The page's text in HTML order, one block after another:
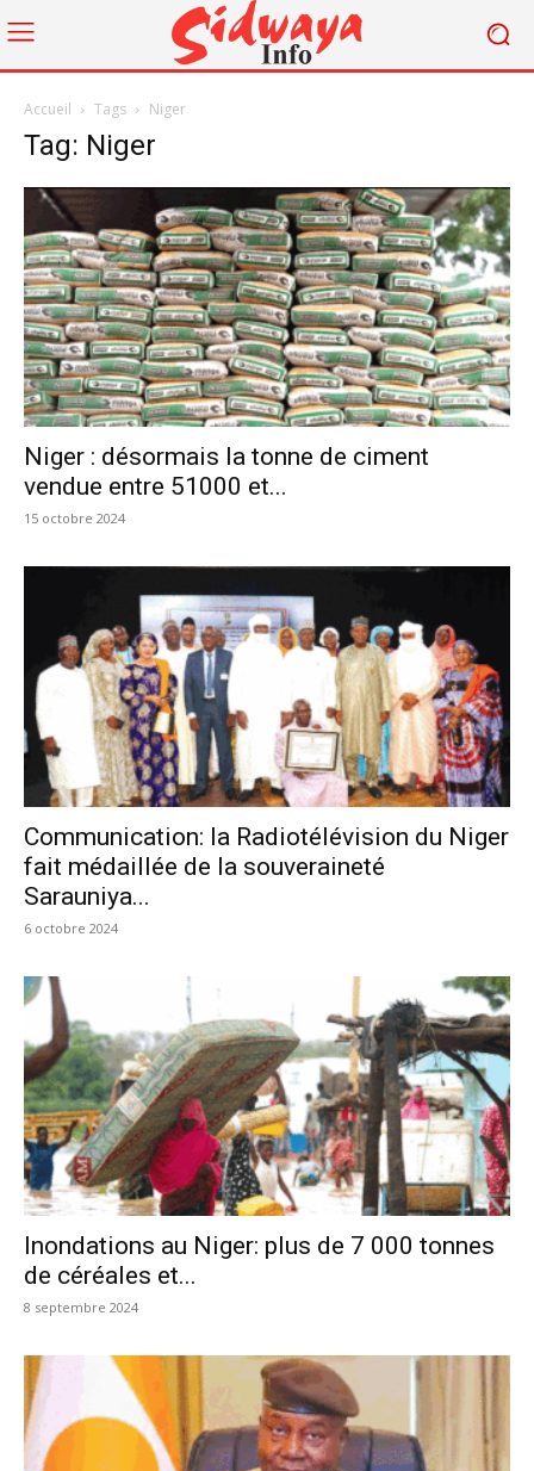
Accueil Tags Niger
Tag: Niger
Niger : désormais la tonne de ciment
vendue entre 51000 et...
15 octobre 2024
Communication: la Radiotélévision du Niger
fait médaillée de la souveraineté
Sarauniya...
6 octobre 2024
Inondations au Niger: plus de 7 000 tonnes
de céréales et...
8 septembre 2024